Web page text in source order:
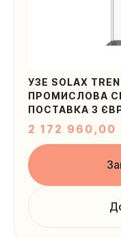
УЗЕ SOLAX
ПРОМИСЛОВА
ПОСТАВКА З
2 172 960,00